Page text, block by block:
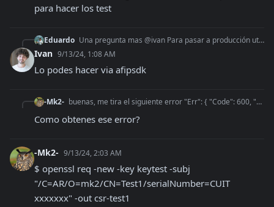
para hacer los test
Eduardo Una pregunta mas @ivan Para pasar a producción utilicé los métodos de la documentación. 10 puntos. Después fui a la afip y obviamente ya figura el certificado
Ivan 9/13/24, 1:08 AM
Lo podes hacer via afipsdk
-Mk2- buenas, me tira el siguiente error "Err": { "Code": 600, "Msg": "ValidacionDeToken: Error al verificar hash: VerificacionDeHash:
Como obtenes ese error?
-Mk2- 9/13/24, 2:03 AM
$ openssl req -new -key keytest -subj
"/C=AR/O=mk2/CN=Test1/serialNumber=CUIT
xxxxxxx" -out csr-test1